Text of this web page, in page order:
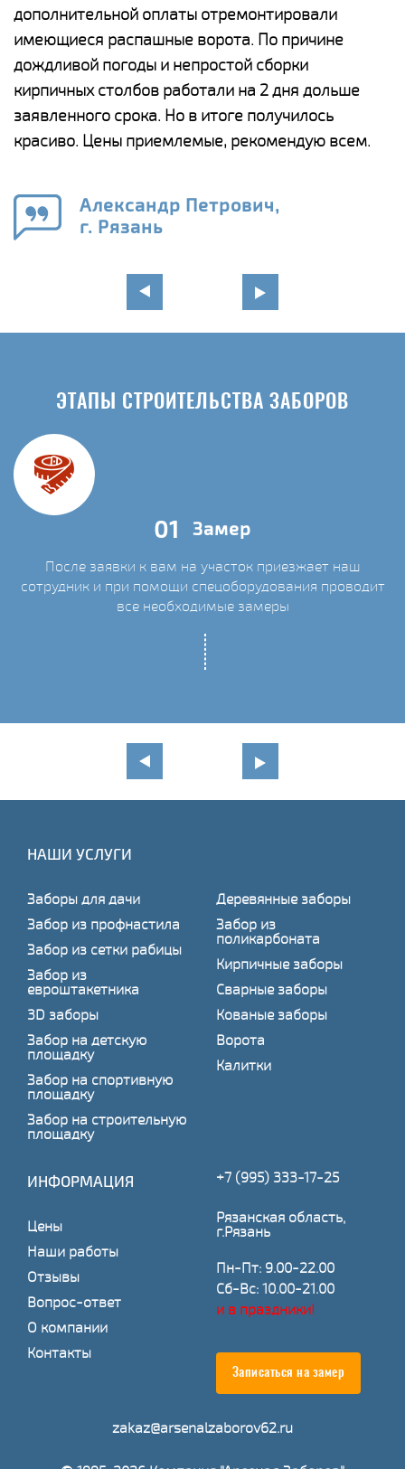
дополнительной оплаты отремонтировали
имеющиеся распашные ворота. По причине
дождливой погоды и непростой сборки
кирпичных столбов работали на 2 дня дольше
заявленного срока. Но в итоге получилось
красиво. Цены приемлемые, рекомендую всем.
Александр Петрович,
г. Рязань
ЭТАПЫ СТРОИТЕЛЬСТВА ЗАБОРОВ
01 Замер
После заявки к вам на участок приезжает наш
сотрудник и при помощи спецоборудования проводит
все необходимые замеры
НАШИ УСЛУГИ
Заборы для дачи
Забор из профнастила
Забор из сетки рабицы
Забор из
евроштакетника
3D заборы
Забор на детскую
площадку
Забор на спортивную
площадку
Забор на строительную
площадку
Деревянные заборы
Забор из
поликарбоната
Кирпичные заборы
Сварные заборы
Кованые заборы
Ворота
Калитки
ИНФОРМАЦИЯ
Цены
Наши работы
Отзывы
Вопрос-ответ
О компании
Контакты
+7 (995) 333-17-25
Рязанская область,
г.Рязань
Пн-Пт: 9.00-22.00
Сб-Вс: 10.00-21.00
и в праздники!
Записаться на замер
zakaz@arsenalzaborov62.ru